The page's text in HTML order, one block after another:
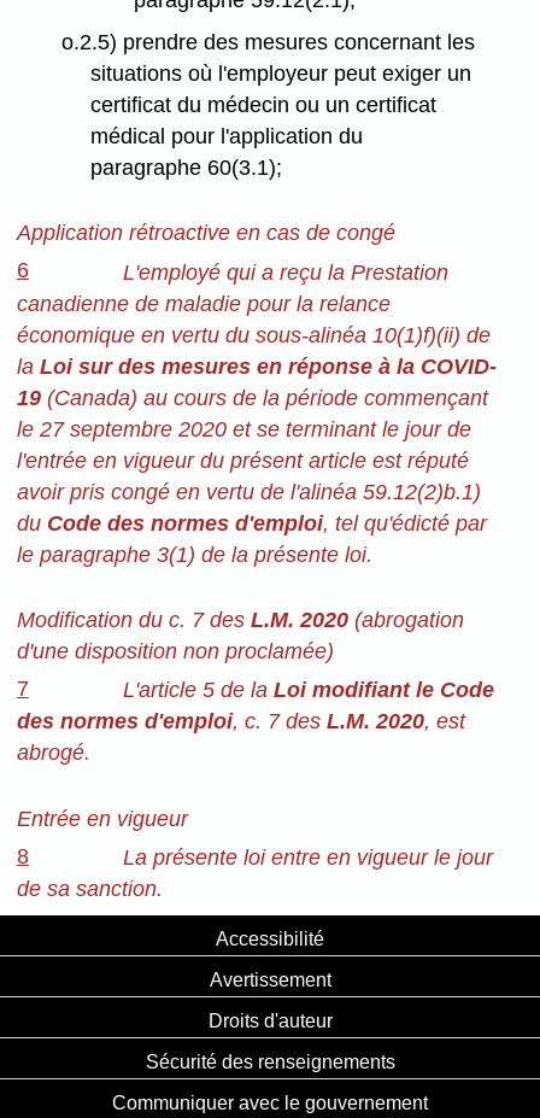
o.2.5) prendre des mesures concernant les
situations où l'employeur peut exiger un
certificat du médecin ou un certificat
médical pour l'application du
paragraphe 60(3.1);
Application rétroactive en cas de congé
6
L'employé qui a reçu la Prestation
canadienne de maladie pour la relance
économique en vertu du sous-alinéa 10(1)f)(ii) de
la Loi sur des mesures en réponse à la COVID-
19(Canada) au cours de la période commençant
le 27 septembre 2020 et se terminant le jour de
l'entrée en vigueur du présent article est réputé
avoir pris congé en vertu de l'alinéa 59.12(2)b.1)
du Code des normes d'emploi, tel qu'édicté par
le paragraphe 3(1) de la présente loi.
Modification du c. 7 des L.M. 2020(abrogation
d'une disposition non proclamée)
7
L'article 5 de la Loi modifiant le Code
des normes d'emploi, c. 7 des L.M. 2020, est
abrogé.
Entrée en vigueur
8
La présente loi entre en vigueur le jour
de sa sanction.
Accessibilité
Avertissement
Droits d'auteur
Sécurité des renseignements
Communiquer avec le gouvernement